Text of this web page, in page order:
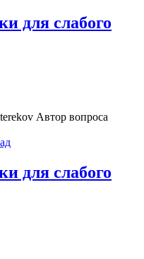
для слабого
Автор вопроса
для слабого